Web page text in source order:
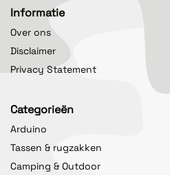
Informatie
Over ons
Disclaimer
Privacy Statement
Categorieën
Arduino
Tassen & rugzakken
Camping & Outdoor